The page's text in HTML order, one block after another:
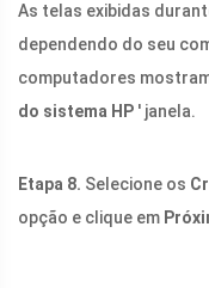
As telas exibidas
dependendo do seu
computadores
do sistema HP ' janela.
Etapa 8. Selecione os
opção e clique em